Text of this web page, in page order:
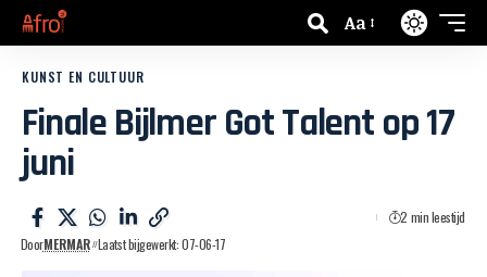
Aa
KUNST EN CULTUUR
Finale Bijlmer Got Talent op 17
juni
DoorMERMAR Laatst bijgewerkt: 07-06-17
2 min leestijd